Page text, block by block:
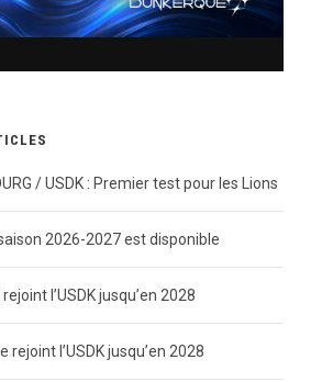
/ USDK : Premier test pour les Lions
2026-2027 est disponible
l’USDK jusqu’en 2028
l’USDK jusqu’en 2028